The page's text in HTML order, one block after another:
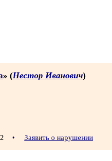
» (Нестор Иванович)
• Заявить о нарушении